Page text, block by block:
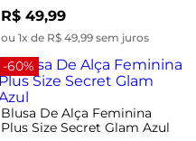
R$ 49,99
ou 1x de R$ 49,99 sem juros
-60%
Blusa De Alça Feminina
Plus Size Secret Glam Azul